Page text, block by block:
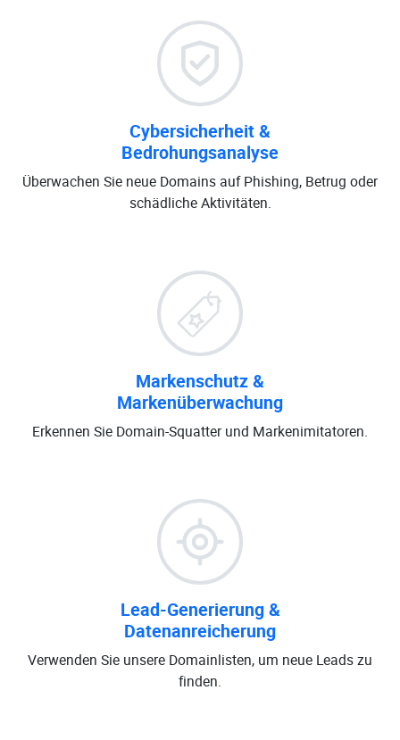
Cybersicherheit &
Bedrohungsanalyse
Überwachen Sie neue Domains auf Phishing, Betrug oder
schädliche Aktivitäten.
Markenschutz &
Markenüberwachung
Erkennen Sie Domain-Squatter und Markenimitatoren.
Lead-Generierung &
Datenanreicherung
Verwenden Sie unsere Domainlisten, um neue Leads zu
finden.